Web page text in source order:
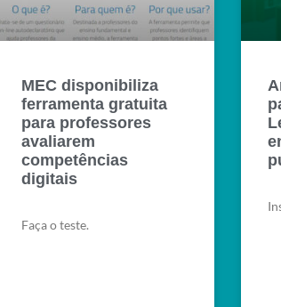
MEC disponibiliza
ferramenta gratuita
para professores
avaliarem
competências
digitais
Faça o teste.